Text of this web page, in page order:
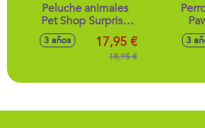
Peluche animales
Pet Shop Surprise
interactivo
17'5x21x14'5cm -
Modelos surtidos
3 años 17,95 €
18,95 €
3